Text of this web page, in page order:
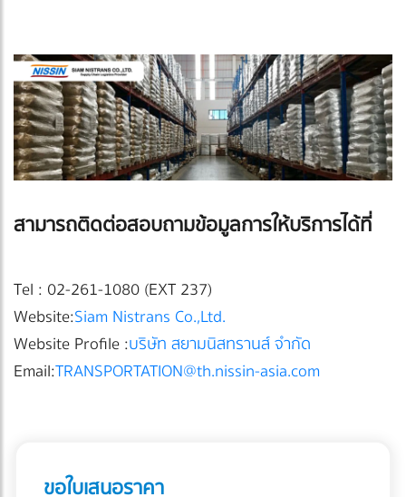
สามารถติดต่อสอบถามข้อมูลการให้บริการได้ที่
Tel : 02-261-1080 (EXT 237)
Website:Siam Nistrans Co.,Ltd.
Website Profile :บริษัท สยามนิสทรานส์ จำกัด
Email:TRANSPORTATION@th.nissin-asia.com
ขอใบเสนอราคา